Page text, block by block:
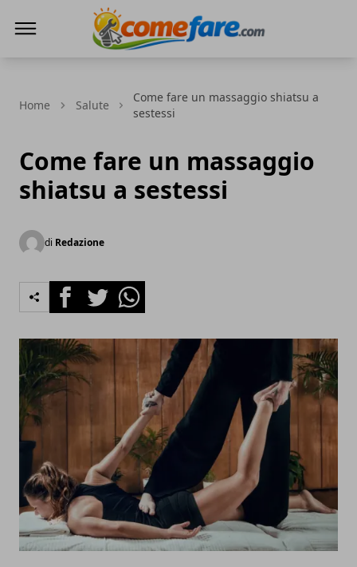
Home Salute
Come fare un massaggio shiatsu a
sestessi
Come fare un massaggio
shiatsu a sestessi
di Redazione
FacebookTwitterWhatsapp